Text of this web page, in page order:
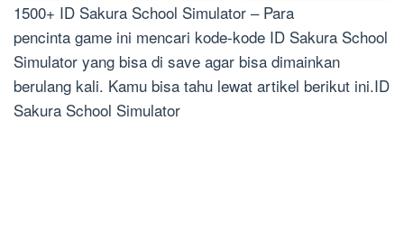
1500+ ID Sakura School Simulator – Para
pencinta game ini mencari kode-kode ID Sakura School
Simulator yang bisa di save agar bisa dimainkan
berulang kali. Kamu bisa tahu lewat artikel berikut ini.ID
Sakura School Simulator